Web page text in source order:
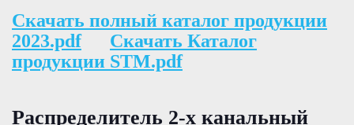
Скачать полный каталог продукции
2023.pdf
Скачать Каталог
продукции STM.pdf
Распределитель 2-х канальный